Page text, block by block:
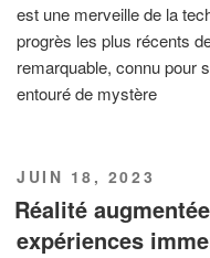
est une merveille de la
progrès les plus récents
remarquable, connu pour
entouré de mystère
PUBLIÉ
LE
JUIN 18, 2023
Réalité
expériences